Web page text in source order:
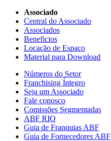
Associado
Central do Associado
Associados
Beneficios
Locação de Espaço
Material para Download
Números do Setor
Franchising Íntegro
Seja um Associado
Fale conosco
Comissões Segmentadas
ABF RIO
Guia de Franquias ABF
Guia de Fornecedores ABF